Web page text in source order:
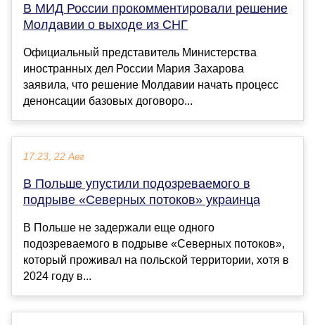
В МИД России прокомментировали решение
Молдавии о выходе из СНГ
Официальный представитель Министерства
иностранных дел России Мария Захарова
заявила, что решение Молдавии начать процесс
денонсации базовых договоро...
17:23, 22 Авг
В Польше упустили подозреваемого в
подрыве «Северных потоков» украинца
В Польше не задержали еще одного
подозреваемого в подрыве «Северных потоков»,
который проживал на польской территории, хотя в
2024 году в...